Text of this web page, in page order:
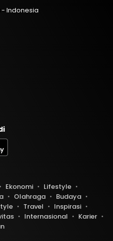
Indonesia
Ekonomi
Lifestyle
Olahraga
Budaya
Travel
Inspirasi
Internasional
Karier